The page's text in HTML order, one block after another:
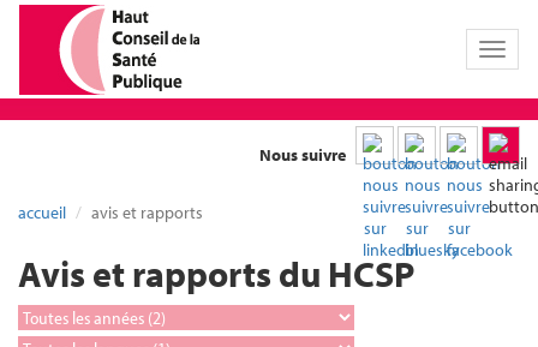
Toggle
Nous suivre
accueil avis et rapports
Avis et rapports du HCSP